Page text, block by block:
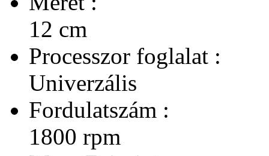
12 cm
Processzor foglalat :
Univerzális
Fordulatszám :
1800 rpm